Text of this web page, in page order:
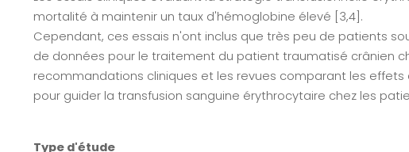
mortalité à maintenir un taux d'hémoglobine élevé [3,4].
Cependant, ces essais n'ont inclus que très peu de patients
de données pour le traitement du patient traumatisé crânien
recommandations cliniques et les revues comparant les
pour guider la transfusion sanguine érythrocytaire chez les
Type d'étude